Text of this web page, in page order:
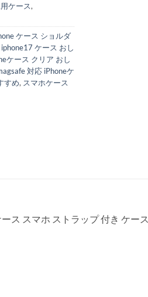
ケース,
ケース ショルダ
iphone17 ケース おし
ケース クリア おし
対応 iPhoneケ
すめ, スマホケース
ス スマホ ストラップ 付き ケース